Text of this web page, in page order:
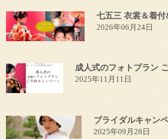
七五三 衣裳＆着
2026年06月24日
成人式のフォトプラン
2025年11月11日
ブライダルキャン
2025年09月28日